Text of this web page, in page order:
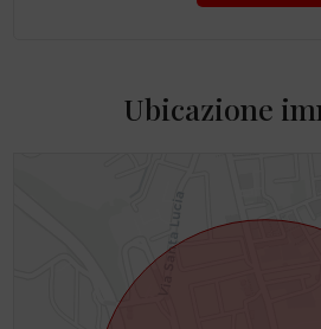
Ubicazione